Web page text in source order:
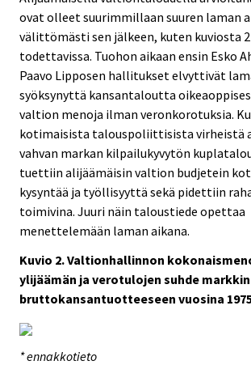
ovat olleet suurimmillaan suuren laman
välittömästi sen jälkeen, kuten kuviosta
todettavissa. Tuohon aikaan ensin Esko
Paavo Lipposen hallitukset elvyttivät
syöksynyttä kansantaloutta
valtion menoja ilman veronkorotuksia.
kotimaisista talouspoliittisista virheistä
vahvan markan kilpailukyvytön
tuettiin alijäämäisin valtion budjetein
kysyntää ja työllisyyttä sekä pidettiin
toimivina. Juuri näin taloustiede opettaa
menettelemään laman aikana.
Kuvio 2. Valtionhallinnon
ylijäämän ja verotulojen suhde
bruttokansantuotteeseen vuosina
* ennakkotieto